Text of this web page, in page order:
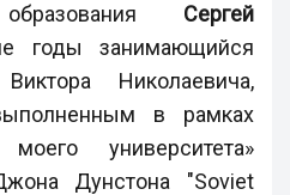
Сергей
годы занимающийся
Николаевича,
в рамках
университета»
Дунстона "Soviet